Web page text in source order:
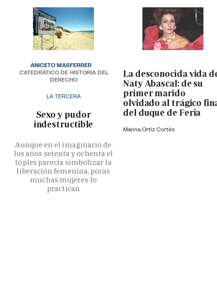
LA TERCERA
­Sexo y pudor
indestructible
Aunque en el imaginario de
los años setenta y ochenta el
toples parecía simbolizar la
liberación femenina, pocas
muchas mujeres lo
practican
ANICETO MASFERRER
CATEDRÁTICO DE HISTORIA DEL
DERECHO
La desconocida vida
Naty Abascal: de su
primer marido
olvidado al trágico
del duque de Feria
Marina Ortiz Cortés